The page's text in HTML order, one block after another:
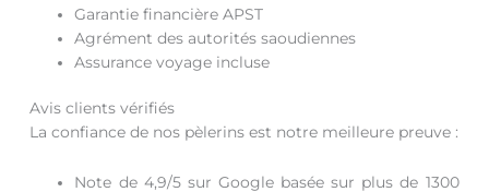
Garantie financière APST
Agrément des autorités saoudiennes
Assurance voyage incluse
Avis clients vérifiés
La confiance de nos pèlerins est notre meilleure preuve :
Note de 4,9/5 sur Google basée sur plus de 1300